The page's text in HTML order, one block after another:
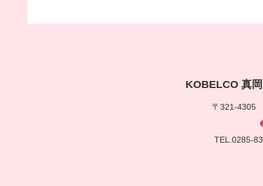
KOBELCO 真
〒321-
TEL.0285-